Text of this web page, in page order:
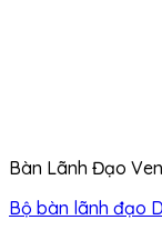
Bàn Lãnh Đạo
Bộ bàn lãnh đạo